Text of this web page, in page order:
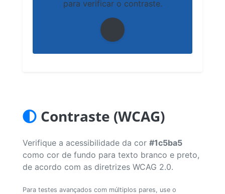
para verificar o contraste.
Contraste (WCAG)
Verifique a acessibilidade da cor #1c5ba5
como cor de fundo para texto branco e preto,
de acordo com as diretrizes WCAG 2.0.
Para testes avançados com múltiplos pares, use o